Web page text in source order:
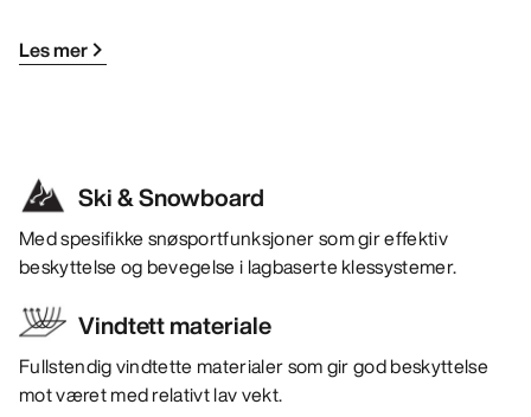
Les mer
Ski & Snowboard
Med spesifikke snøsportfunksjoner som gir effektiv
beskyttelse og bevegelse i lagbaserte klessystemer.
Vindtett materiale
Fullstendig vindtette materialer som gir god beskyttelse
mot været med relativt lav vekt.